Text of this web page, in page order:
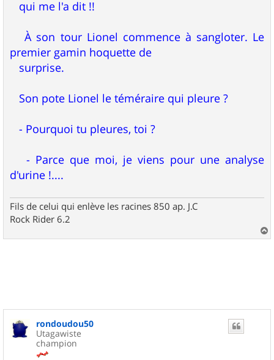
qui me l'a dit !!
À son tour Lionel commence à sangloter. Le
premier gamin hoquette de
surprise.
Son pote Lionel le téméraire qui pleure ?
- Pourquoi tu pleures, toi ?
- Parce que moi, je viens pour une analyse
d'urine !....
Fils de celui qui enlève les racines 850 ap. J.C
Rock Rider 6.2
a
rondoudou50
Utagawiste
champion